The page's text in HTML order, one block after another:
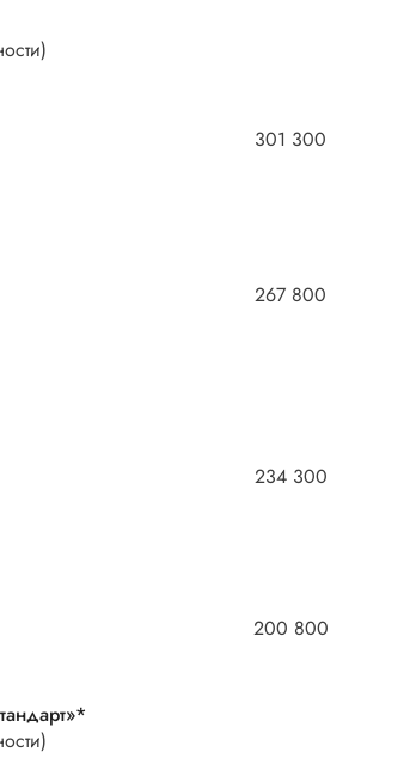
301 300
267 800
234 300
200 800